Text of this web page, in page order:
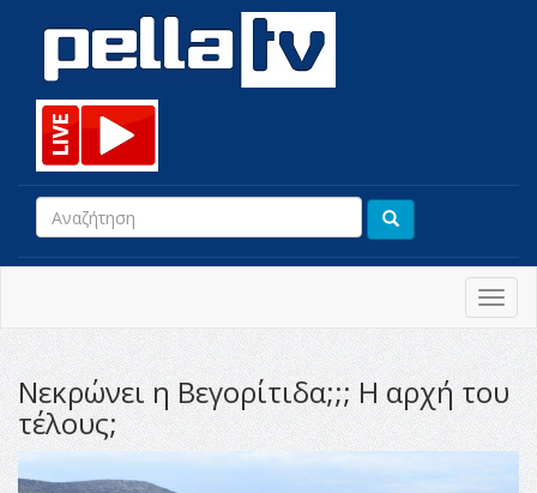
Νεκρώνει η Βεγορίτιδα;;; Η αρχή του
τέλους;